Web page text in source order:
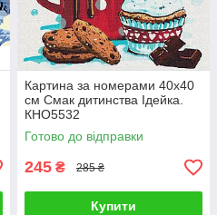
Картина за номерами 40х40
см Смак дитинства Ідейка.
КНО5532
Готово до відправки
245 ₴ 285 ₴
Купити